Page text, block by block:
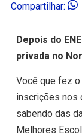
Compartilhar:
Depois do
privada no
Você que fez o
inscrições nos
sabendo das
Melhores